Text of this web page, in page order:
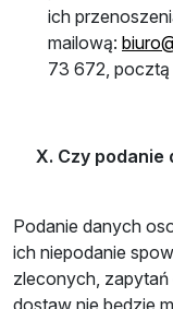
ich
mailową:
73 672,
X. Czy
Podanie danych
ich niepodanie
zleconych,
dostaw nie będzie